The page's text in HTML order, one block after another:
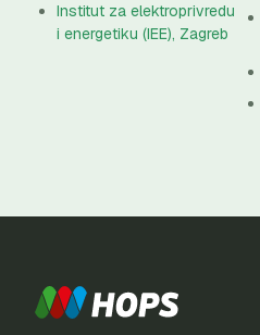
Institut za elektroprivredu
i energetiku (IEE), Zagreb